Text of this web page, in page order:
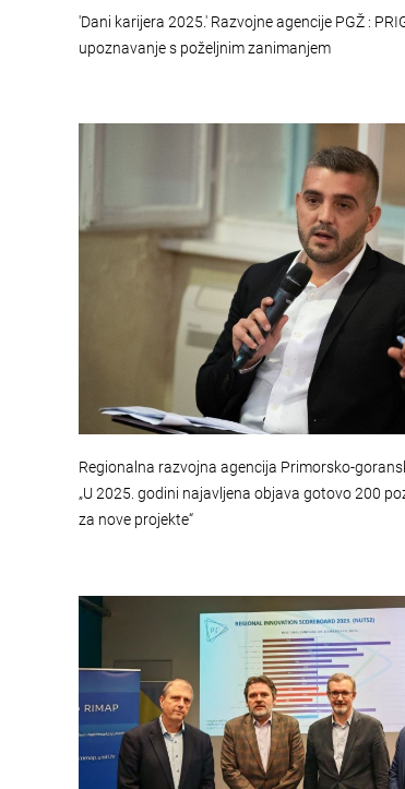
'Dani karijera 2025.' Razvojne agencije PGŽ :
upoznavanje s poželjnim zanimanjem
Regionalna razvojna agencija Primorsko-
„U 2025. godini najavljena objava gotovo 200
za nove projekte“